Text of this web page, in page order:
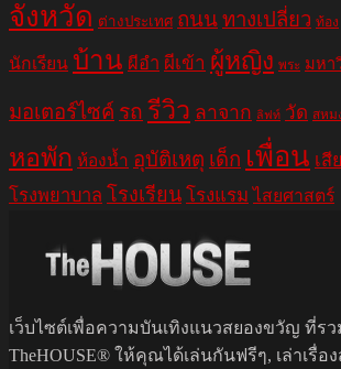
จังหวัด ต่างประเทศ ถนนทางเปลี่ยว ท้อง
นักเรียน บ้าน ผีอำ ผีเข้า ผู้หญิง พระ มหา
มอเตอร์ไซค์ รถ รีวิว ลาจาก ลิฟท์ วัด สหม
หอพัก ห้องน้ำ อุบัติเหตุ เด็ก เพื่อน เสี
โรงพยาบาล โรงเรียน โรงแรม ไสยศาสตร์
เว็บไซต์เพื่อความบันเทิงแนวสยองขวัญ ที่รว
TheHOUSE® ให้คุณได้เล่นกันฟรีๆ, เล่าเรื่อ